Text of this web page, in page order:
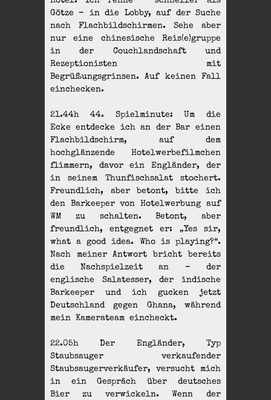
Götze – in die Lobby, auf der Suche
nach Flachbildschirmen. Sehe aber
nur eine chinesische Reis(e)gruppe
in der Couchlandschaft und
Rezeptionisten mit
Begrüßungsgrinsen. Auf keinen Fall
einchecken.
21.44h 44. Spielminute: Um die
Ecke entdecke ich an der Bar einen
Flachbildschirm, auf dem
hochglänzende Hotelwerbefilmchen
flimmern, davor ein Engländer, der
in seinem Thunfischsalat stochert.
Freundlich, aber betont, bitte ich
den Barkeeper von Hotelwerbung auf
WM zu schalten. Betont, aber
freundlich, entgegnet er: „Yes sir,
what a good idea. Who is playing?“.
Nach meiner Antwort bricht bereits
die Nachspielzeit an – der
englische Salatesser, der indische
Barkeeper und ich gucken jetzt
Deutschland gegen Ghana, während
mein Kamerateam eincheckt.
22.05h Der Engländer, Typ
Staubsauger verkaufender
Staubsaugerverkäufer, versucht mich
in ein Gespräch über deutsches
Bier zu verwickeln. Wenn der